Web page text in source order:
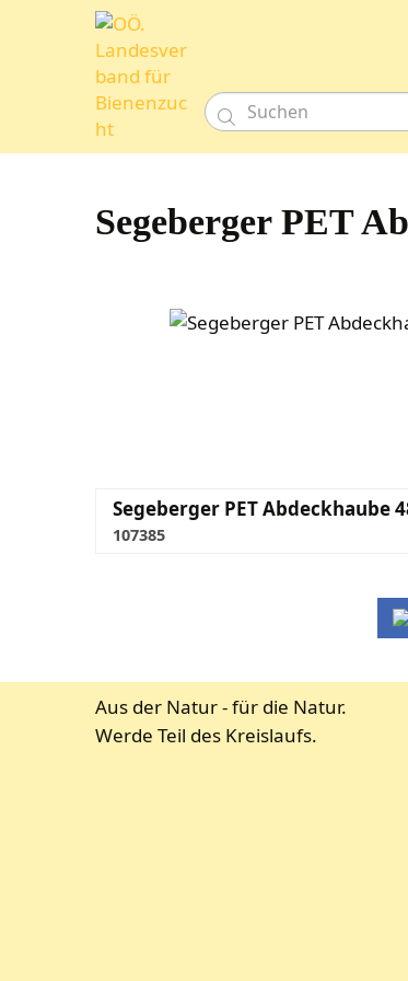

Segeberger PET
Segeberger PET Abdeckhaube
107385
Aus der Natur - für die Natur.
Werde Teil des Kreislaufs.